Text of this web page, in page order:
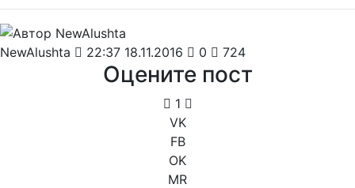
NewAlushta 22:37 18.11.2016 0 724
Оцените пост
1
VK
FB
OK
MR